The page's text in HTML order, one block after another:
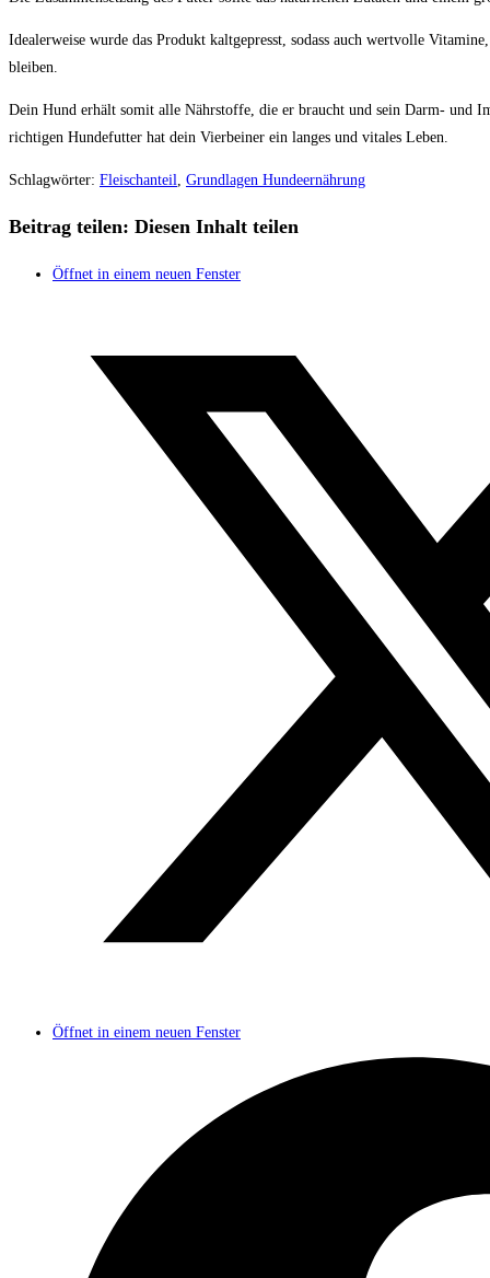
Idealerweise wurde das Produkt kaltgepresst, sodass auch wertvolle
bleiben.
Dein Hund erhält somit alle Nährstoffe, die er braucht und sein Darm- und
richtigen Hundefutter hat dein Vierbeiner ein langes und vitales Leben.
Schlagwörter: Fleischanteil Grundlagen Hundeernährung
Beitrag teilen: Diesen Inhalt teilen
Öffnet in einem neuen Fenster
Öffnet in einem neuen Fenster